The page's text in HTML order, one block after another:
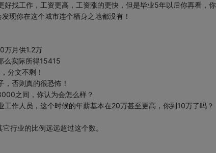
找工作，工资更高，工资涨的更快，但是毕业5年以后你再看，
现你在这个城市连个栖身之地都没有！
万月供1.2万
么实际所得15415
分文不剩！
否则真的很恐怖！
之间，你认为会怎么样？
作人员，这个时候的年薪基本在20万甚至更高，你到10万了吗？
行业的比例远远超过这个数。